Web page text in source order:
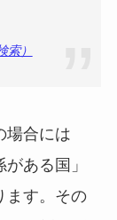
）
場合には
ある国」
ます。その